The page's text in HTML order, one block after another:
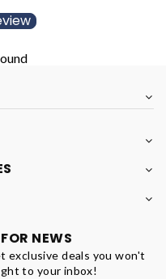
NEWS
exclusive deals you won't
to your inbox!